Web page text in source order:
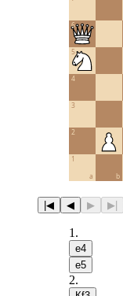
a b
1
2
3
4
5
6
|◀ ◀ ▶ ▶|
1 .
e4
e5
2.